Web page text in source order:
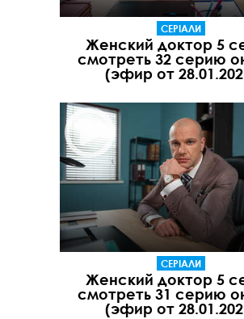
СЕРІАЛИ
Женский доктор 5
смотреть 32 серию
(эфир от
СЕРІАЛИ
Женский доктор 5
смотреть 31 серию
(эфир от